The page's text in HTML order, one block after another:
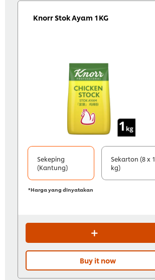
Knorr Stok Ayam 1KG
Sekeping
(Kantung)
Sekarton (8 x 1
kg)
*Harga yang dinyatakan
Buy it now